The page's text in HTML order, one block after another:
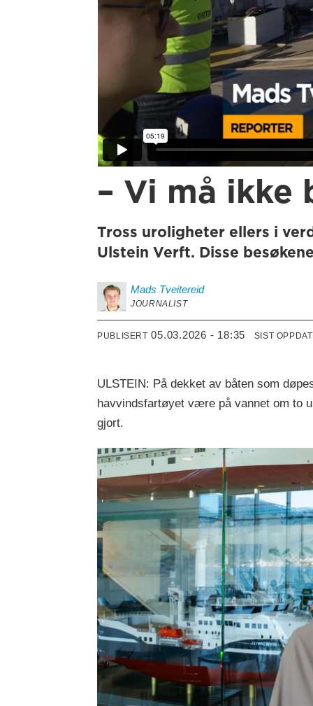
– Vi må ikke
Tross uroligheter ellers i
Ulstein Verft. Disse
Mads Tveitereid
JOURNALIST
PUBLISERT 05.03.2026 - 18:35 SIST
ULSTEIN: På dekket av båten som
havvindsfartøyet være på vannet om to
gjort.